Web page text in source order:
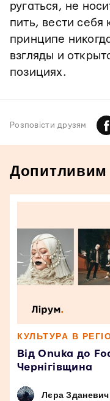
ругаться, не
пить, вести себя
принципе
взгляды и
позициях.
Розповiсти друзям
Допитливим
КУЛЬТУРА В
Від Onuka до
Чернігівщина
Лєра Зданевич